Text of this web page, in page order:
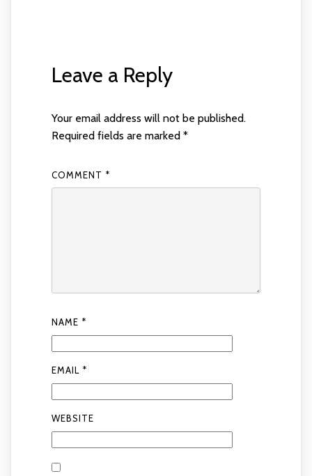
Leave a Reply
Your email address will not be published.
Required fields are marked*
COMMENT *
NAME *
EMAIL *
WEBSITE